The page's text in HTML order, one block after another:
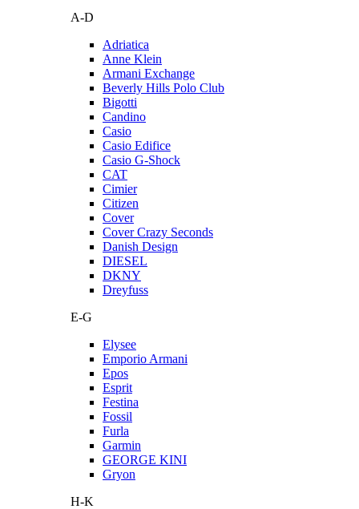
A-D
Adriatica
Anne Klein
Armani Exchange
Beverly Hills Polo Club
Bigotti
Candino
Casio
Casio Edifice
Casio G-Shock
CAT
Cimier
Citizen
Cover
Cover Crazy Seconds
Danish Design
DIESEL
DKNY
Dreyfuss
E-G
Elysee
Emporio Armani
Epos
Esprit
Festina
Fossil
Furla
Garmin
GEORGE KINI
Gryon
H-K